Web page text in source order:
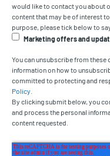
would like to contact you about
content that may be of interest
purpose, please tick below to
Marketing offers and
You can unsubscribe from
information on how to
committed to protecting and
Policy
By clicking submit below, you
and process the personal
content requested.